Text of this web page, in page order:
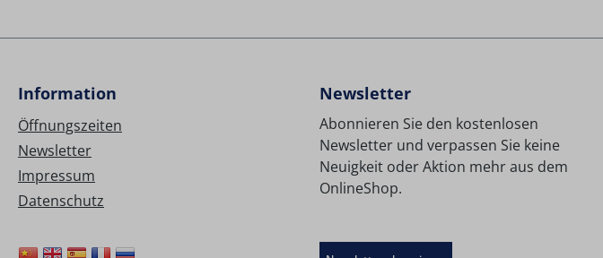
Information
Öffnungszeiten
Newsletter
Impressum
Datenschutz
Newsletter
Abonnieren Sie den kostenlosen
Newsletter und verpassen Sie keine
Neuigkeit oder Aktion mehr aus dem
OnlineShop.